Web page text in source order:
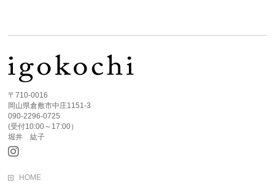
〒710-0016
岡山県倉敷市中庄1151-3
090-2296-0725
(受付10:00～17:00）
堀井 紘子
HOME